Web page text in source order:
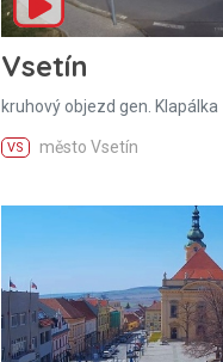
Vsetín
kruhový objezd gen. Klapálka
VS město Vsetín